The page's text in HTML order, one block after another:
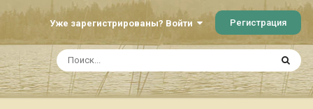
Уже зарегистрированы? Войти Регистрация